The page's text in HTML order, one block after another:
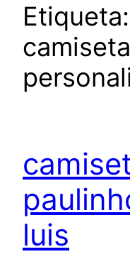
Etiqueta:
luis